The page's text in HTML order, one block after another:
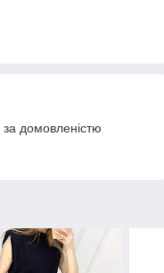
домовленістю